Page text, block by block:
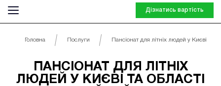
Дізнатись вартість
Головна Послуги Пансіонат для літніх людей у Києві та
ПАНСІОНАТ ДЛЯ ЛІТНІХ
ЛЮДЕЙ У КИЄВІ ТА ОБЛАСТІ